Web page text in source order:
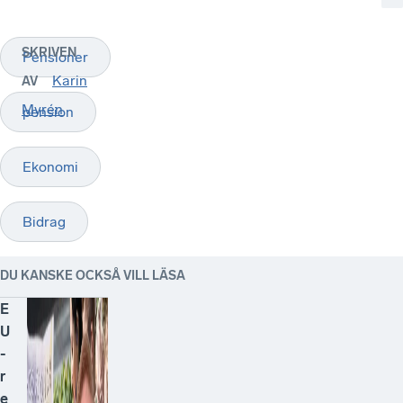
Pensioner
pension
Ekonomi
Bidrag
SKRIVEN
AV
Karin
Myrén
DU KANSKE OCKSÅ VILL LÄSA
E
U
-
r
e